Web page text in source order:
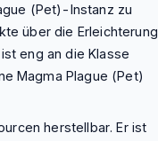
(Pet)-Instanz zu
über die Erleichterung
eng an die Klasse
Magma Plague (Pet)
herstellbar. Er ist